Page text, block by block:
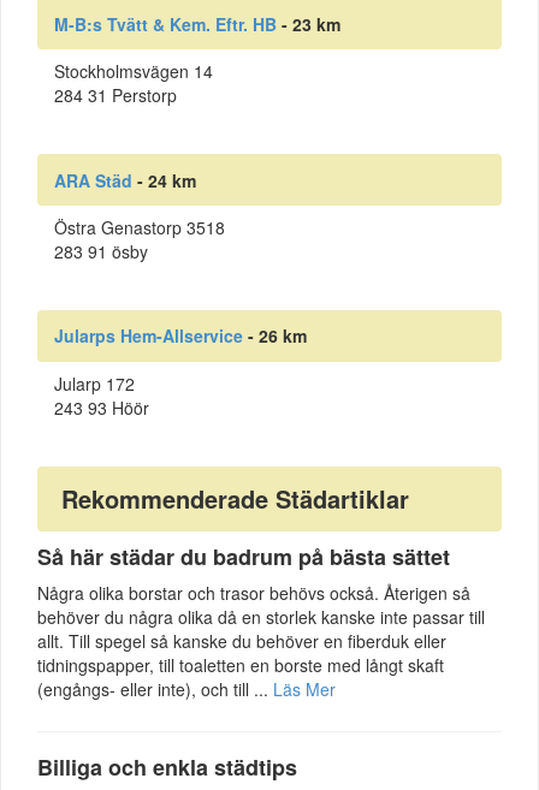
M-B:s Tvätt & Kem. Eftr. HB - 23 km
Stockholmsvägen 14
284 31 Perstorp
ARA Städ - 24 km
Östra Genastorp 3518
283 91 ösby
Jularps Hem-Allservice - 26 km
Jularp 172
243 93 Höör
Rekommenderade Städartiklar
Så här städar du badrum på bästa sättet
Några olika borstar och trasor behövs också. Återigen så
behöver du några olika då en storlek kanske inte passar till
allt. Till spegel så kanske du behöver en fiberduk eller
tidningspapper, till toaletten en borste med långt skaft
(engångs- eller inte), och till ... Läs Mer
Billiga och enkla städtips